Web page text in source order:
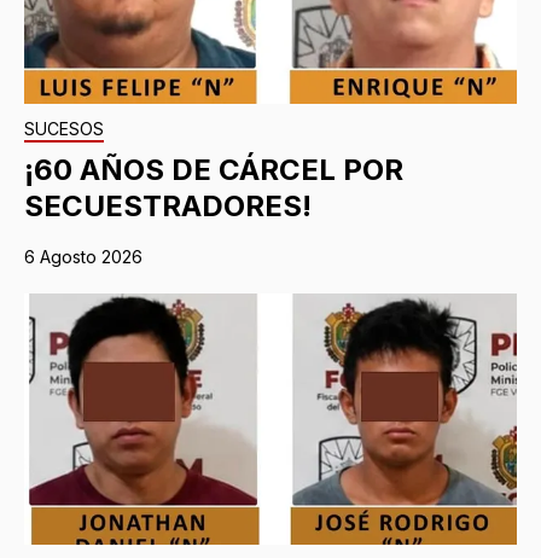
SUCESOS
¡60 AÑOS DE CÁRCEL POR
SECUESTRADORES!
6 Agosto 2026